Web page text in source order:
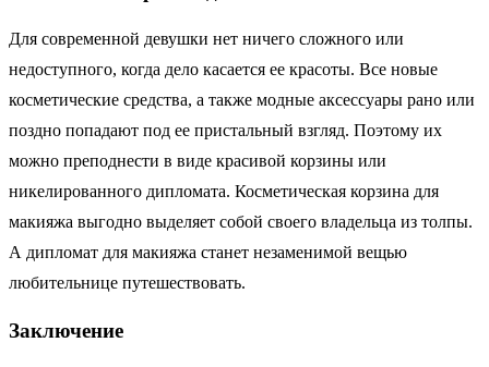
Для современной девушки нет ничего сложного или
недоступного, когда дело касается ее красоты. Все новые
косметические средства, а также модные аксессуары рано или
поздно попадают под ее пристальный взгляд. Поэтому их
можно преподнести в виде красивой корзины или
никелированного дипломата. Косметическая корзина для
макияжа выгодно выделяет собой своего владельца из толпы.
А дипломат для макияжа станет незаменимой вещью
любительнице путешествовать.
Заключение